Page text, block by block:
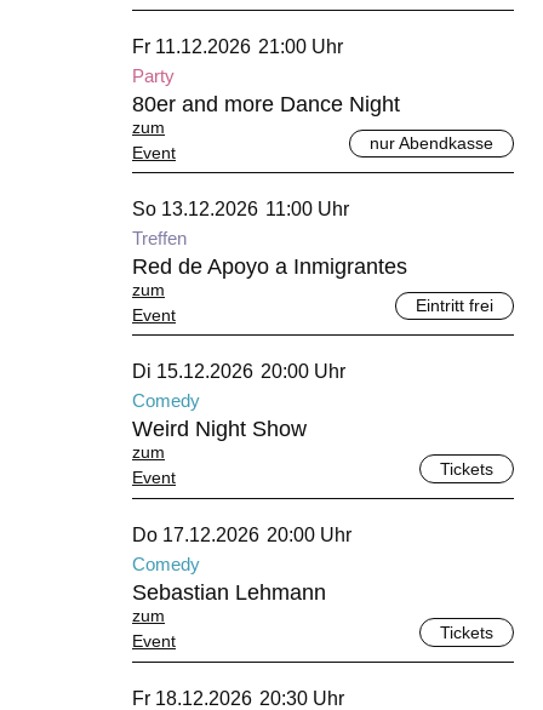
Dezember 2026
Fr 11.12.2026 21:00 Uhr
Party
nur Abendkasse
80er and more Dance Night
zum
Event
Dezember 2026
So 13.12.2026 11:00 Uhr
Treffen
Eintritt frei
Red de Apoyo a Inmigrantes
zum
Event
Dezember 2026
Di 15.12.2026 20:00 Uhr
Comedy
Tickets
Weird Night Show
zum
Event
Dezember 2026
Do 17.12.2026 20:00 Uhr
Comedy
Tickets
Sebastian Lehmann
zum
Event
Dezember 2026
Fr 18.12.2026 20:30 Uhr